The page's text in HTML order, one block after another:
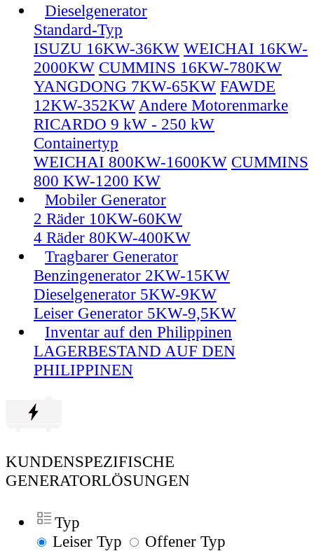
Dieselgenerator
Standard-Typ
ISUZU 16KW-36KW WEICHAI 16KW-
2000KW CUMMINS 16KW-780KW
YANGDONG 7KW-65KW FAWDE
12KW-352KW Andere Motorenmarke
RICARDO 9 kW - 250 kW
Containertyp
WEICHAI 800KW-1600KW CUMMINS
800 KW-1200 KW
Mobiler Generator
2 Räder 10KW-60KW
4 Räder 80KW-400KW
Tragbarer Generator
Benzingenerator 2KW-15KW
Dieselgenerator 5KW-9KW
Leiser Generator 5KW-9,5KW
Inventar auf den Philippinen
LAGERBESTAND AUF DEN
PHILIPPINEN
KUNDENSPEZIFISCHE
GENERATORLÖSUNGEN
Typ
Leiser Typ
Offener Typ